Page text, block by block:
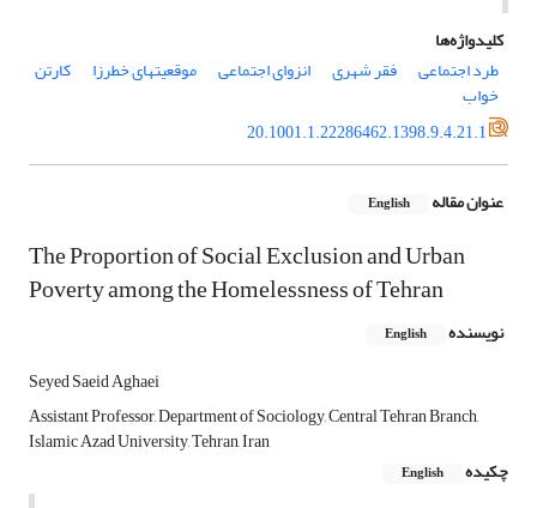
کلیدواژه‌ها
طرد اجتماعی
فقر شهری انزوای اجتماعی موقعیت‏های خطرزا کارتن‏
خواب
20.1001.1.22286462.1398.9.4.21.1
عنوان مقاله English
The Proportion of Social Exclusion and Urban
Poverty among the Homelessness of Tehran
نویسنده English
Seyed Saeid Aghaei
Assistant Professor, Department of Sociology, Central Tehran Branch,
Islamic Azad University, Tehran, Iran
چکیده
English